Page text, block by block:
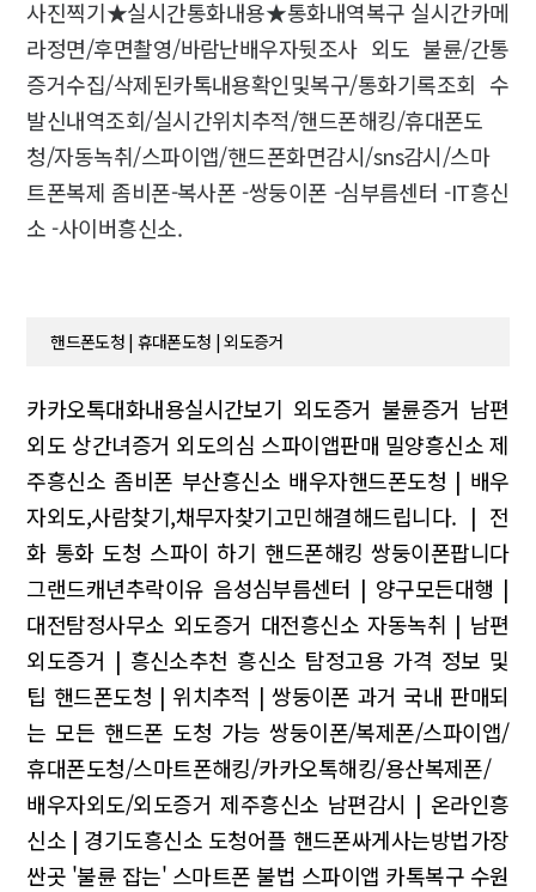
사진찍기★실시간통화내용★통화내역복구 실시간카메
라정면/후면촬영/바람난배우자뒷조사 외도 불륜/간통
증거수집/삭제된카톡내용확인및복구/통화기록조회 수
발신내역조회/실시간위치추적/핸드폰해킹/휴대폰도
청/자동녹취/스파이앱/핸드폰화면감시/sns감시/스마
트폰복제 좀비폰-복사폰 -쌍둥이폰 -심부름센터 -IT흥신
소 -사이버흥신소.
핸드폰도청 | 휴대폰도청 | 외도증거
카카오톡대화내용실시간보기 외도증거 불륜증거 남편
외도 상간녀증거 외도의심 스파이앱판매 밀양흥신소 제
주흥신소 좀비폰 부산흥신소 배우자핸드폰도청 | 배우
자외도,사람찾기,채무자찾기고민해결해드립니다. | 전
화 통화 도청 스파이 하기 핸드폰해킹 쌍둥이폰팝니다
그랜드캐년추락이유 음성심부름센터 | 양구모든대행 |
대전탐정사무소 외도증거 대전흥신소 자동녹취 | 남편
외도증거 | 흥신소추천 흥신소 탐정고용 가격 정보 및
팁 핸드폰도청 | 위치추적 | 쌍둥이폰 과거 국내 판매되
는 모든 핸드폰 도청 가능 쌍둥이폰/복제폰/스파이앱/
휴대폰도청/스마트폰해킹/카카오톡해킹/용산복제폰/
배우자외도/외도증거 제주흥신소 남편감시 | 온라인흥
신소 | 경기도흥신소 도청어플 핸드폰싸게사는방법가장
싼곳 '불륜 잡는' 스마트폰 불법 스파이앱 카톡복구 수원